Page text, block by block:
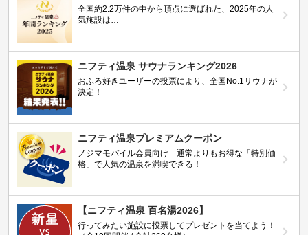
全国約2.2万件の中から頂点に選ばれた、2025年の人
気施設は…
ニフティ温泉 サウナランキング2026
おふろ好きユーザーの投票により、全国No.1サウナが
決定！
ニフティ温泉プレミアムクーポン
ノジマモバイル会員向け 通常よりもお得な「特別価
格」で人気の温泉を満喫できる！
【ニフティ温泉 百名湯2026】
行ってみたい施設に投票してプレゼントを当てよう！